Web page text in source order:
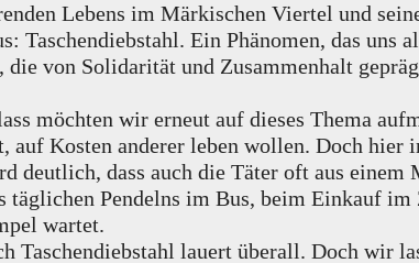
Lebens im Märkischen Viertel und
Taschendiebstahl. Ein Phänomen, das
von Solidarität und Zusammenhalt
möchten wir erneut auf dieses Thema
auf Kosten anderer leben wollen. Doch
deutlich, dass auch die Täter oft aus einem
täglichen Pendelns im Bus, beim Einkauf
wartet.
Taschendiebstahl lauert überall. Doch wir